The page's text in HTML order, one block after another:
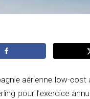
aérienne low-cost
pour l’exercice